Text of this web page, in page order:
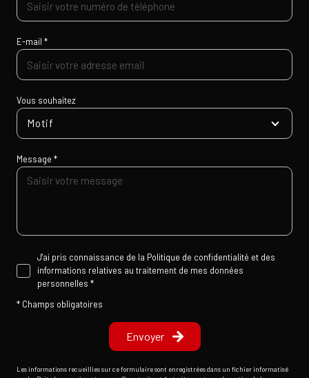
E-mail *
Vous souhaitez
Motif
Message *
J'ai pris connaissance de la Politique de confidentialité et des
informations relatives au traitement de mes données
personnelles *
* Champs obligatoires
Envoyer
Les informations recueillies sur ce formulaire sont enregistrées dans un fichier informatisé